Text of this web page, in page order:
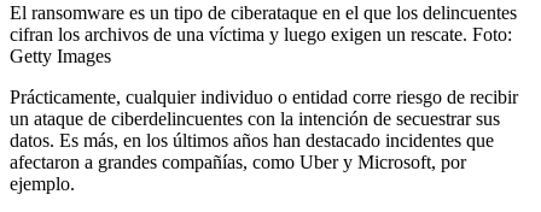
El ransomware es un tipo de ciberataque en el que los delincuentes
cifran los archivos de una víctima y luego exigen un rescate. Foto:
Getty Images
Prácticamente, cualquier individuo o entidad corre riesgo de recibir
un ataque de ciberdelincuentes con la intención de secuestrar sus
datos. Es más, en los últimos años han destacado incidentes que
afectaron a grandes compañías, como Uber y Microsoft, por
ejemplo.